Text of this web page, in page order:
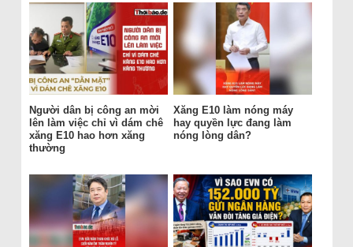
Người dân bị công an mời
lên làm việc chỉ vì dám chê
xăng E10 hao hơn xăng
thường
Xăng E10 làm nóng máy
hay quyền lực đang làm
nóng lòng dân?